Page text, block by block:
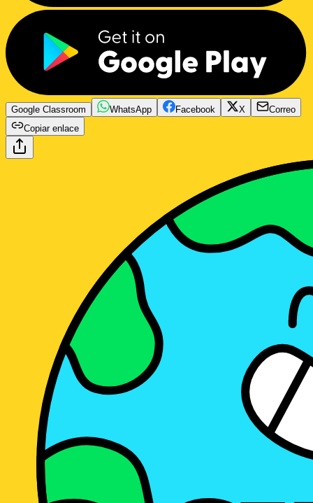
Google Classroom WhatsApp Facebook X
Correo
Copiar enlace